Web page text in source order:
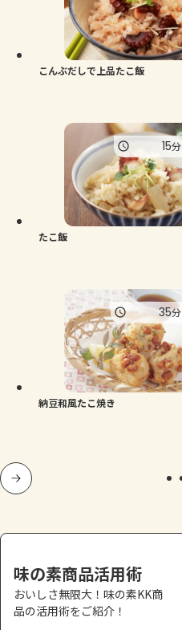
こんぶだしで上品たこ飯
たこ飯
15分
納豆和風たこ焼き
35分
味の素商品活用術
おいしさ無限大！味の素KK商
品の活用術をご紹介！